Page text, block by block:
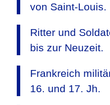
von Saint-Louis.
Ritter und
bis zur Neuzeit.
Frankreich
16. und 17. Jh.